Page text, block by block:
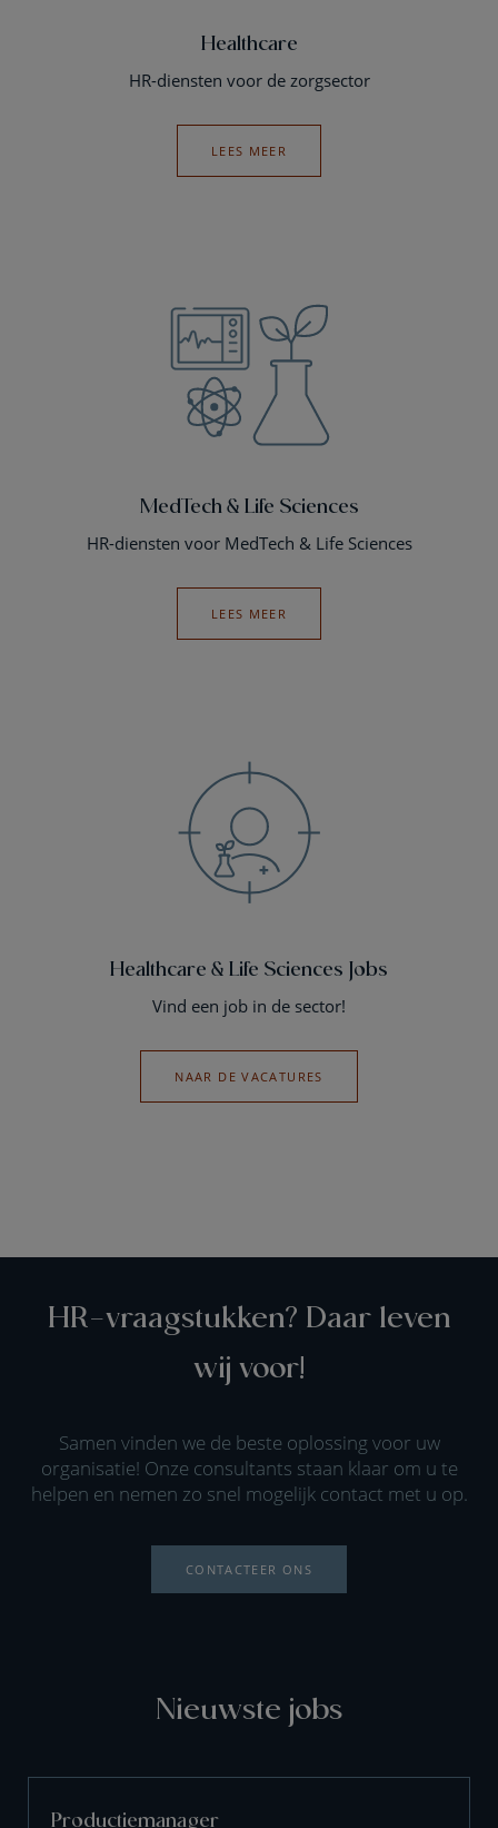
Healthcare
HR-diensten voor de zorgsector
LEES MEER
MedTech & Life Sciences
HR-diensten voor MedTech & Life Sciences
LEES MEER
Healthcare & Life Sciences Jobs
Vind een job in de sector!
NAAR DE VACATURES
HR-vraagstukken? Daar leven
wij voor!
Samen vinden we de beste oplossing voor uw
organisatie! Onze consultants staan klaar om u te
helpen en nemen zo snel mogelijk contact met u op.
CONTACTEER ONS
Nieuwste jobs
Productiemanager